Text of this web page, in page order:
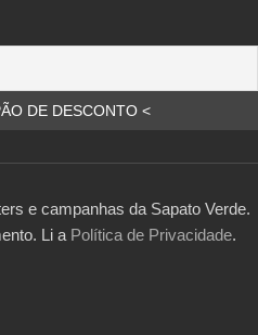
e campanhas da Sapato Verde.
Li a Política de Privacidade.